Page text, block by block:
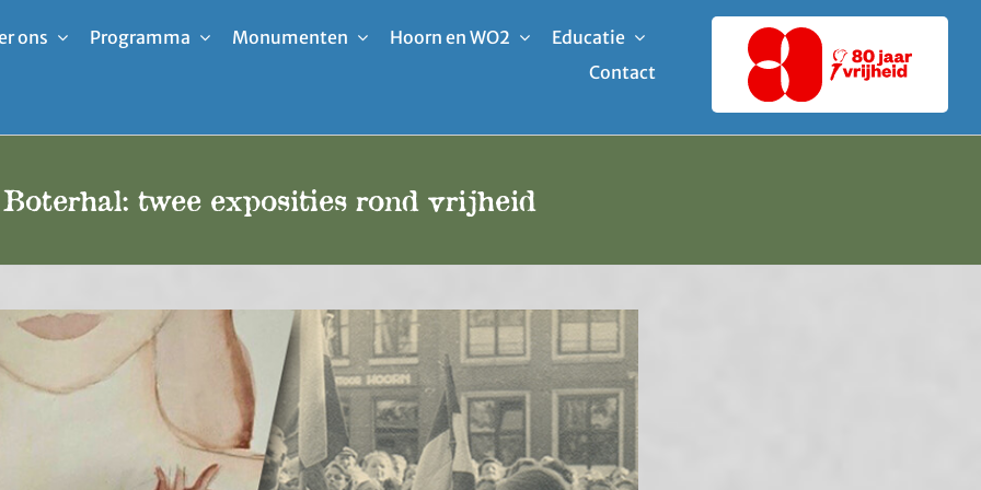
ons Programma Monumenten Hoorn en WO2
Educatie
Contact
twee exposities rond vrijheid